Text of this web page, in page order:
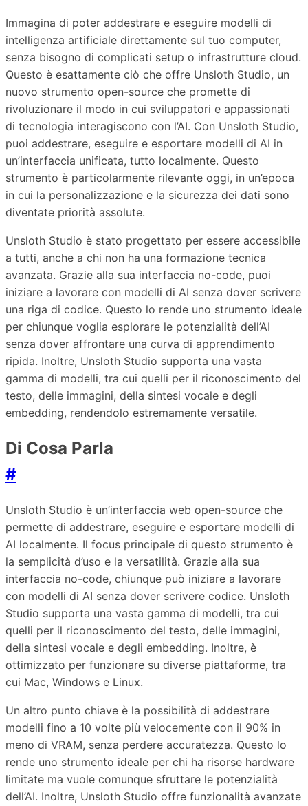
Immagina di poter addestrare e eseguire modelli di
intelligenza artificiale direttamente sul tuo computer,
senza bisogno di complicati setup o infrastrutture cloud.
Questo è esattamente ciò che offre Unsloth Studio, un
nuovo strumento open-source che promette di
rivoluzionare il modo in cui sviluppatori e appassionati
di tecnologia interagiscono con l’AI. Con Unsloth Studio,
puoi addestrare, eseguire e esportare modelli di AI in
un’interfaccia unificata, tutto localmente. Questo
strumento è particolarmente rilevante oggi, in un’epoca
in cui la personalizzazione e la sicurezza dei dati sono
diventate priorità assolute.
Unsloth Studio è stato progettato per essere accessibile
a tutti, anche a chi non ha una formazione tecnica
avanzata. Grazie alla sua interfaccia no-code, puoi
iniziare a lavorare con modelli di AI senza dover scrivere
una riga di codice. Questo lo rende uno strumento ideale
per chiunque voglia esplorare le potenzialità dell’AI
senza dover affrontare una curva di apprendimento
ripida. Inoltre, Unsloth Studio supporta una vasta
gamma di modelli, tra cui quelli per il riconoscimento del
testo, delle immagini, della sintesi vocale e degli
embedding, rendendolo estremamente versatile.
Di Cosa Parla
#
Unsloth Studio è un’interfaccia web open-source che
permette di addestrare, eseguire e esportare modelli di
AI localmente. Il focus principale di questo strumento è
la semplicità d’uso e la versatilità. Grazie alla sua
interfaccia no-code, chiunque può iniziare a lavorare
con modelli di AI senza dover scrivere codice. Unsloth
Studio supporta una vasta gamma di modelli, tra cui
quelli per il riconoscimento del testo, delle immagini,
della sintesi vocale e degli embedding. Inoltre, è
ottimizzato per funzionare su diverse piattaforme, tra
cui Mac, Windows e Linux.
Un altro punto chiave è la possibilità di addestrare
modelli fino a 10 volte più velocemente con il 90% in
meno di VRAM, senza perdere accuratezza. Questo lo
rende uno strumento ideale per chi ha risorse hardware
limitate ma vuole comunque sfruttare le potenzialità
dell’AI. Inoltre, Unsloth Studio offre funzionalità avanzate